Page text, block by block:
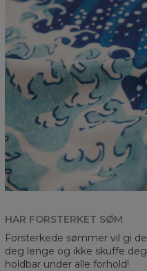
HAR FORSTERKET SØM
Forsterkede sømmer vil gi
deg lenge og ikke skuffe
holdbar under alle forhold!